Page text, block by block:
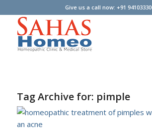
Give us a call now: +91
Tag Archive for: pimple